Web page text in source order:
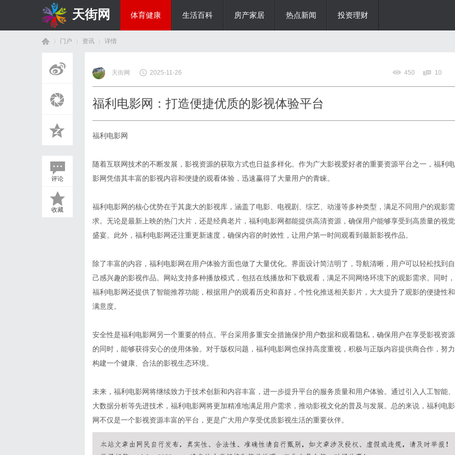
天街网 体育健康 生活百科 房产家居 热点新闻 投资理财
门户 资讯
›
详情
评论
收藏
天街网 2025-11-26 450 10
福利电影网：打造便捷优质的影视体验平台
福利电影网
随着互联网技术的不断发展，影视资源的获取方式也日益多样化。作为广大影视爱好者的重要资源平台之一，福利电
影网凭借其丰富的影视内容和便捷的观看体验，迅速赢得了大量用户的青睐。
福利电影网的核心优势在于其庞大的影视库，涵盖了电影、电视剧、综艺、动漫等多种类型，满足不同用户的观影需
求。无论是最新上映的热门大片，还是经典老片，福利电影网都能提供高清资源，确保用户能够享受到高质量的视觉
盛宴。此外，福利电影网还注重更新速度，确保内容的时效性，让用户第一时间观看到最新影视作品。
除了丰富的内容，福利电影网在用户体验方面也做了大量优化。界面设计简洁明了，导航清晰，用户可以轻松找到自
己感兴趣的影视作品。网站支持多种播放模式，包括在线播放和下载观看，满足不同网络环境下的观影需求。同时，
福利电影网还提供了智能推荐功能，根据用户的观看历史和喜好，个性化推送相关影片，大大提升了观影的便捷性和
满意度。
安全性是福利电影网另一个重要的特点。平台采用多重安全措施保护用户数据和观看隐私，确保用户在享受影视资源
的同时，能够获得安心的使用体验。对于版权问题，福利电影网也保持高度重视，积极与正版内容提供商合作，努力
构建一个健康、合法的影视生态环境。
未来，福利电影网将继续致力于技术创新和内容丰富，进一步提升平台的服务质量和用户体验。通过引入人工智能、
大数据分析等先进技术，福利电影网将更加精准地满足用户需求，推动影视文化的普及与发展。总的来说，福利电影
网不仅是一个影视资源丰富的平台，更是广大用户享受优质影视生活的重要伙伴。